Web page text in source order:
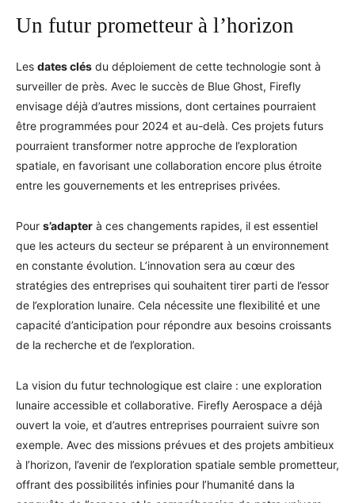
Un futur prometteur à l’horizon
Les dates clés du déploiement de cette technologie sont à
surveiller de près. Avec le succès de Blue Ghost, Firefly
envisage déjà d’autres missions, dont certaines pourraient
être programmées pour 2024 et au-delà. Ces projets futurs
pourraient transformer notre approche de l’exploration
spatiale, en favorisant une collaboration encore plus étroite
entre les gouvernements et les entreprises privées.
Pour s’adapter à ces changements rapides, il est essentiel
que les acteurs du secteur se préparent à un environnement
en constante évolution. L’innovation sera au cœur des
stratégies des entreprises qui souhaitent tirer parti de l’essor
de l’exploration lunaire. Cela nécessite une flexibilité et une
capacité d’anticipation pour répondre aux besoins croissants
de la recherche et de l’exploration.
La vision du futur technologique est claire : une exploration
lunaire accessible et collaborative. Firefly Aerospace a déjà
ouvert la voie, et d’autres entreprises pourraient suivre son
exemple. Avec des missions prévues et des projets ambitieux
à l’horizon, l’avenir de l’exploration spatiale semble prometteur,
offrant des possibilités infinies pour l’humanité dans la